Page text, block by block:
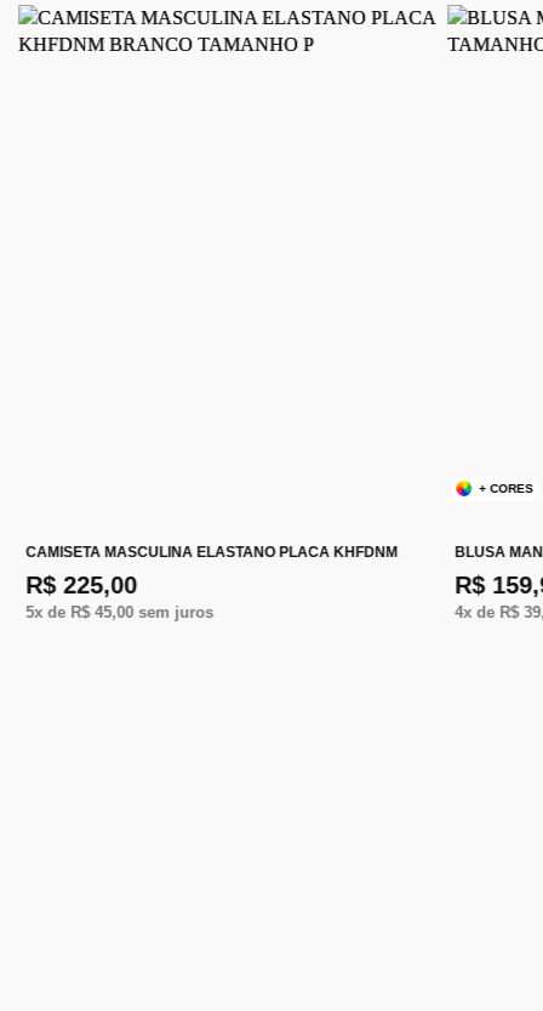
CAMISETA MASCULINA ELASTANO PLACA KHFDNM
R$ 225,00
5x de R$ 45,00sem juros
+ CORES
BLUSA
R$
4x de R$